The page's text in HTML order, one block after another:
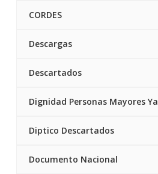
CORDES
Descargas
Descartados
Dignidad Personas Mayores Ya
Diptico Descartados
Documento Nacional